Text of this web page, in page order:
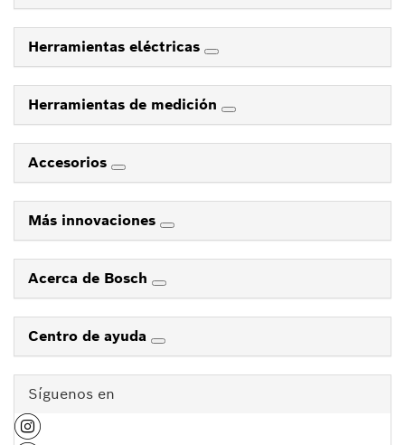
Herramientas eléctricas
Herramientas de medición
Accesorios
Más innovaciones
Acerca de Bosch
Centro de ayuda
Síguenos en